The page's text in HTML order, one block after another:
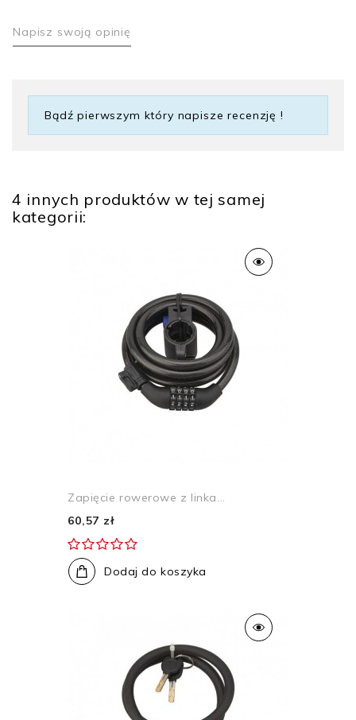
Napisz swoją opinię
Bądź pierwszym który napisze recenzję !
4 innych produktów w tej samej
kategorii:
Zapięcie rowerowe z linka...
60,57 zł
Dodaj do koszyka